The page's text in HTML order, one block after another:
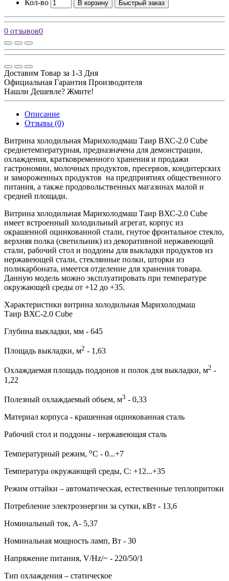
Кол-во В корзину Быстрый заказ
0 отзывов0
Доставим Товар за 1-3 Дня
Официальная Гарантия Производителя
Нашли Дешевле? Жмите!
Описание
Отзывы (0)
Витрина холодильная Марихолодмаш Таир ВХС-2.0 Cube
среднетемпературная, предназначена для демонстрации,
охлаждения, кратковременного хранения и продажи
гастрономии, молочных продуктов, пресервов, кондитерских
и замороженных продуктов на предприятиях общественного
питания, а также продовольственных магазинах малой и
средней площади.
Витрина холодильная Марихолодмаш Таир ВХС-2.0 Cube
имеет встроенный холодильный агрегат, корпус из
окрашенной оцинкованной стали, гнутое фронтальное стекло,
верхняя полка (светильник) из декоративной нержавеющей
стали, рабочий стол и поддоны для выкладки продуктов из
нержавеющей стали, стеклянные полки, шторки из
поликарбоната, имеется отделение для хранения товара.
Данную модель можно эксплуатировать при температуре
окружающей среды от +12 до +35.
Характеристики витрина холодильная Марихолодмаш
Таир ВХС-2.0 Cube
Глубина выкладки, мм - 645
Площадь выкладки, м2 - 1,63
Охлаждаемая площадь поддонов и полок для выкладки, м2 -
1,22
Полезный охлаждаемый объем, м3 - 0,33
Материал корпуса - крашенная оцинкованная сталь
Рабочий стол и поддоны - нержавеющая сталь
Температурный режим, оС - 0...+7
Температура окружающей среды, С: +12...+35
Режим оттайки – автоматическая, естественные теплопритоки
Потребление электроэнергии за сутки, кВт - 13,6
Номинальный ток, А- 5,37
Номинальная мощность ламп, Вт - 30
Напряжение питания, V/Hz/~ - 220/50/1
Тип охлаждения – статическое